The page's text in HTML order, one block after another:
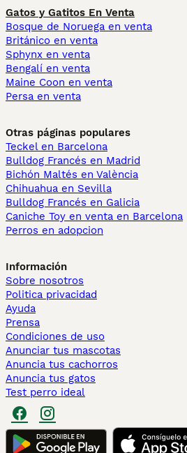
Gatos y Gatitos En Venta
Bosque de Noruega en venta
Británico en venta
Sphynx en venta
Bengalí en venta
Maine Coon en venta
Persa en venta
Otras páginas populares
Teckel en Barcelona
Bulldog Francés en Madrid
Bichón Maltés en València
Chihuahua en Sevilla
Bulldog Francés en Galicia
Caniche Toy en venta en Barcelona
Perros en adopcion
Información
Sobre nosotros
Politica privacidad
Ayuda
Prensa
Condiciones de uso
Anunciar tus mascotas
Anuncia tus cachorros
Anuncia tus gatos
Test perro ideal